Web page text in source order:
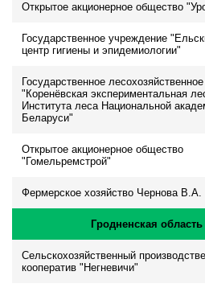
Открытое акционерное общество
Государственное учреждение
центр гигиены и эпидемиологии"
Государственное
"Коренёвская экспериментальная
Института леса Национальной
Беларуси"
Открытое акционерное общество
"Гомельремстрой"
Фермерское хозяйство Чернова В.А.
Гродненская область
Сельскохозяйственный
кооператив "Негневичи"